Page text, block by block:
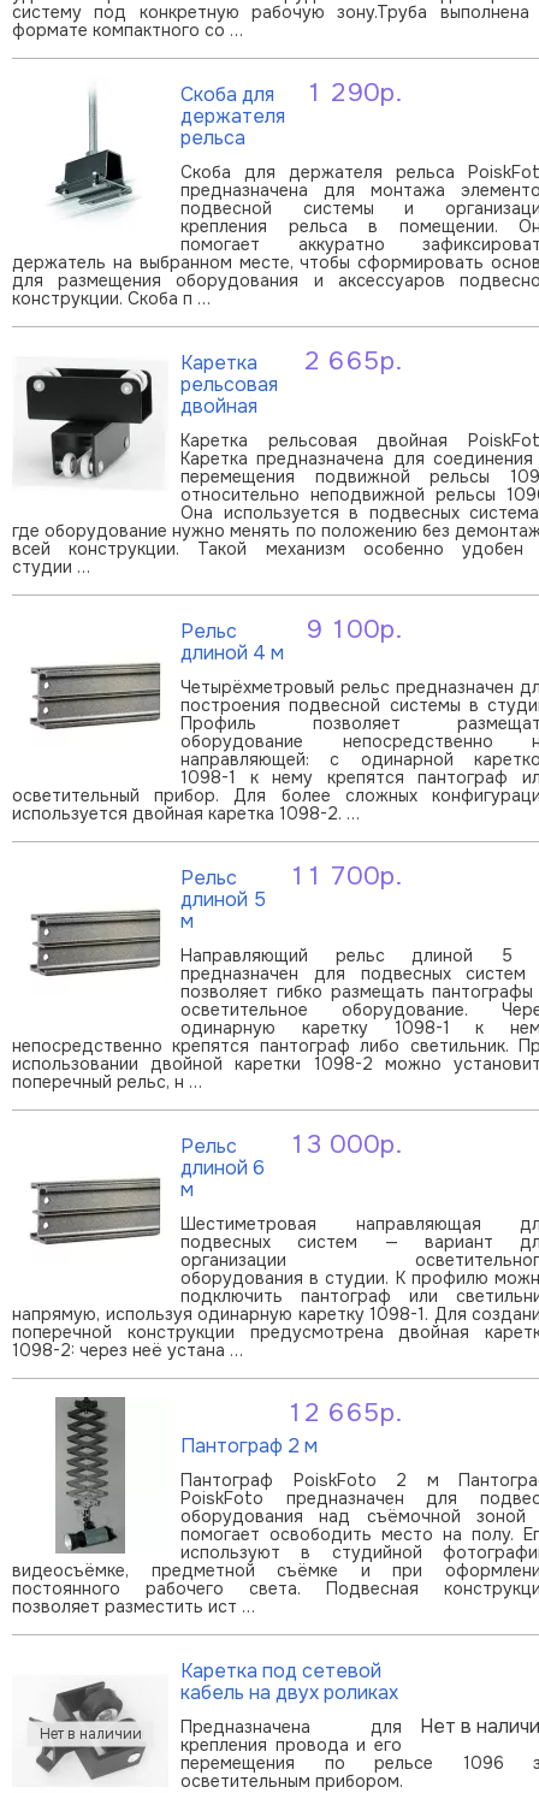
систему под конкретную рабочую зону.Труба выполнена
формате компактного со …
1 290р.
Скоба для
держателя
рельса
Скоба для держателя рельса
предназначена для монтажа
подвесной системы и
крепления рельса в помещении.
помогает аккуратно
держатель на выбранном месте, чтобы сформировать
для размещения оборудования и аксессуаров
конструкции. Скоба п …
2 665р.
Каретка
рельсовая
двойная
Каретка рельсовая двойная
Каретка предназначена для
перемещения подвижной рельсы
относительно неподвижной рельсы
Она используется в подвесных
где оборудование нужно менять по положению без
всей конструкции. Такой механизм особенно удобен
студии …
9 100р.
Рельс
длиной 4 м
Четырёхметровый рельс предназначен
построения подвесной системы в
Профиль позволяет
оборудование непосредственно
направляющей: с одинарной
1098-1 к нему крепятся пантограф
осветительный прибор. Для более сложных
используется двойная каретка 1098-2. …
11 700р.
Рельс
длиной 5
м
Направляющий рельс длиной 5
предназначен для подвесных систем
позволяет гибко размещать
осветительное оборудование.
одинарную каретку 1098-1 к
непосредственно крепятся пантограф либо светильник.
использовании двойной каретки 1098-2 можно
поперечный рельс, н …
13 000р.
Рельс
длиной 6
м
Шестиметровая направляющая
подвесных систем — вариант
организации
оборудования в студии. К профилю
подключить пантограф или
напрямую, используя одинарную каретку 1098-1. Для
поперечной конструкции предусмотрена двойная
1098-2: через неё устана …
12 665р.
Пантограф 2 м
Пантограф PoiskFoto 2 м
PoiskFoto предназначен для
оборудования над съёмочной зоной
помогает освободить место на полу.
используют в студийной
видеосъёмке, предметной съёмке и при
постоянного рабочего света. Подвесная
позволяет разместить ист …
Нет в
Каретка под сетевой
кабель на двух роликах
Предназначена для
крепления провода и его
перемещения по рельсе 1096
осветительным прибором.